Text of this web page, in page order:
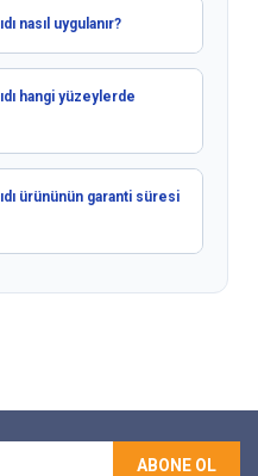
nasıl uygulanır?
hangi yüzeylerde
ürününün garanti süresi
ABONE OL